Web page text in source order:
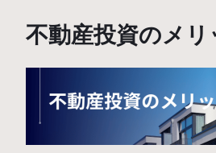
不動産投資のメリ